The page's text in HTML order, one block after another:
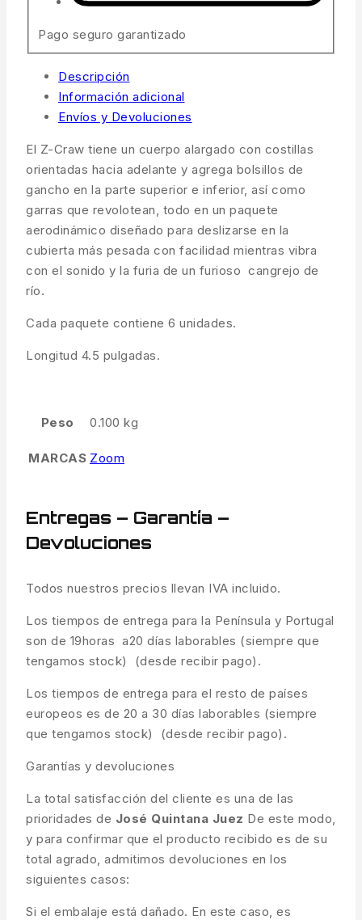
Pago seguro garantizado
Descripción
Información adicional
Envíos y Devoluciones
El Z-Craw tiene un cuerpo alargado con costillas
orientadas hacia adelante y agrega bolsillos de
gancho en la parte superior e inferior, así como
garras que revolotean, todo en un paquete
aerodinámico diseñado para deslizarse en la
cubierta más pesada con facilidad mientras vibra
con el sonido y la furia de un furioso cangrejo de
río.
Cada paquete contiene 6 unidades.
Longitud 4.5 pulgadas.
Peso 0.100 kg
MARCAS Zoom
Entregas – Garantía –
Devoluciones
Todos nuestros precios llevan IVA incluido.
Los tiempos de entrega para la Península y Portugal
son de 19horas a20 días laborables (siempre que
tengamos stock) (desde recibir pago).
Los tiempos de entrega para el resto de países
europeos es de 20 a 30 días laborables (siempre
que tengamos stock) (desde recibir pago).
Garantías y devoluciones
La total satisfacción del cliente es una de las
prioridades de José Quintana Juez De este modo,
y para confirmar que el producto recibido es de su
total agrado, admitimos devoluciones en los
siguientes casos:
Si el embalaje está dañado. En este caso, es